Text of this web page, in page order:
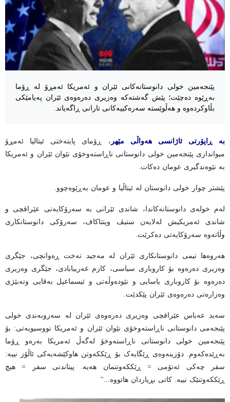
پێنجەمین خولی دانوستانەکانی ئێران و ئەمریکا ئەمڕۆ لە ڕۆما
بەڕێوە دەچێت؛ پێش گەشتەکە وەزیری دەرەوەی ئێران پەیامێکی
بڵاوکردەوە و هەڵوێستە سەرەکییەکانی تارانی ڕاگەیاند.
بە ڕاپۆرتی ئاژانسی هەواڵی مێهر ، ڕۆمای پایتەختی ئیتالیا ئەمڕۆ
میوانداری پێنجەمین خولی دانوستانی ناڕاستەوخۆی نێوان ئێران و ئەمریکا
بە نێوەندگیری عومان دەکات.
پێشتر چوار خولی دانوستان لە ئیتاڵیا و عومان بەڕێوەچوو.
لەم خولەی دانوستانەکاندا، شاندی ئێرانی بە سەرۆکایەتی عێراقچی و
شاندی ئەمریکیش لەلایەن ستیڤ ویتتاکاف، سەرۆکی دانوستانکاری
وڵاتەوە سەرۆکایەتی دەکرێت.
هەروەها تیمی دانوستانکاری ئێران لە مەجید تەخت ڕەوانچی، جێگری
وەزیری دەرەوە بۆ کاروباری سیاسی، کازم غەریبابادی، جێگری وەزیری
دەرەوە بۆ کاروباری یاسایی و نێودەوڵەتی و ئیسماعیل بەقایی وتەبێژی
وەزارەتی دەرەوەی ئێران پێکدێت.
سەید عەباس عێراقچی وەزیری دەرەوەی ئێران لە سەروبەندی خولی
پێنجەمی دانوستانی ناڕاستەوخۆی نێوان ئێران و ئەمریکا نووسیویەتی: بۆ
پێنجەمین خولی دانوستانی ناڕاستەوخۆ لەگەڵ ئەمریکا بەرەو ڕۆما
بەڕێدەکەوم. دۆزینەوەی ڕێگایەک بۆ ڕێککەوتن هاوکێشەیەکی ئاڵۆز نییە:
سفر چەکی ئەتۆمی = ڕێککەوتنمان هەیە. پیتاندنی سفر = هیچ
ڕێککەوتنێک نییە. کاتی بڕیاردان هاتووە..."